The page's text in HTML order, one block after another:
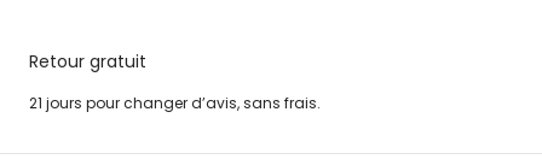
Retour gratuit
21 jours pour changer d’avis, sans frais.